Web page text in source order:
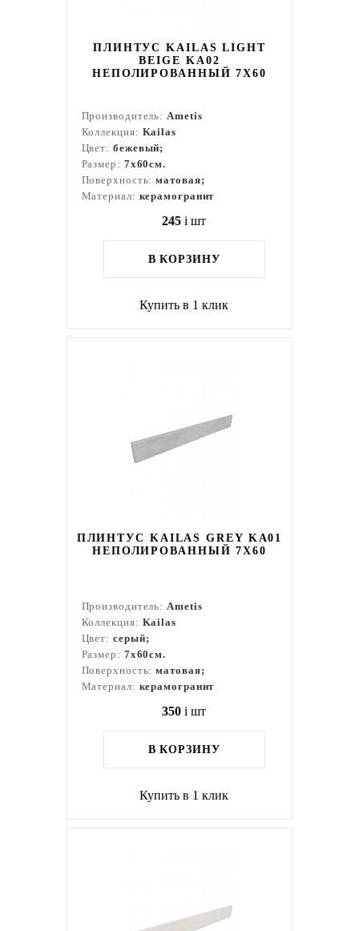
ПЛИНТУС KAILAS LIGHT
BEIGE KA02
НЕПОЛИРОВАННЫЙ 7X60
Производитель:Ametis
Коллекция: Kailas
Цвет: бежевый;
Размер: 7x60см.
Поверхность:матовая;
Материал: керамогранит
245 i шт
В КОРЗИНУ
Купить в 1 клик
ПЛИНТУС KAILAS GREY KA01
НЕПОЛИРОВАННЫЙ 7X60
Производитель:Ametis
Коллекция: Kailas
Цвет: серый;
Размер: 7x60см.
Поверхность:матовая;
Материал: керамогранит
350 i шт
В КОРЗИНУ
Купить в 1 клик